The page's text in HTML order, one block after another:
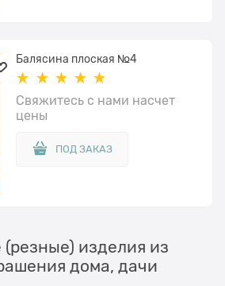
Балясина плоская №4
Свяжитесь с нами насчет
цены
ПОД ЗАКАЗ
изделия из
дома, дачи